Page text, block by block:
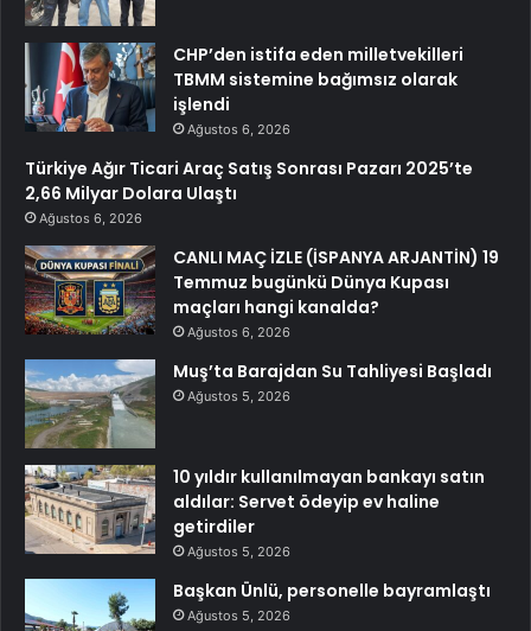
CHP’den istifa eden milletvekilleri
TBMM sistemine bağımsız olarak
işlendi
Ağustos 6, 2026
Türkiye Ağır Ticari Araç Satış Sonrası Pazarı 2025’te
2,66 Milyar Dolara Ulaştı
Ağustos 6, 2026
CANLI MAÇ İZLE (İSPANYA ARJANTİN) 19
Temmuz bugünkü Dünya Kupası
maçları hangi kanalda?
Ağustos 6, 2026
Muş’ta Barajdan Su Tahliyesi Başladı
Ağustos 5, 2026
10 yıldır kullanılmayan bankayı satın
aldılar: Servet ödeyip ev haline
getirdiler
Ağustos 5, 2026
Başkan Ünlü, personelle bayramlaştı
Ağustos 5, 2026